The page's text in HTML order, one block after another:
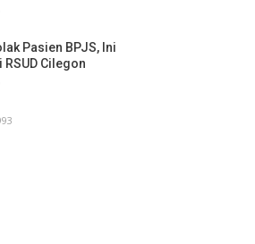
Pasien BPJS, Ini
Cilegon